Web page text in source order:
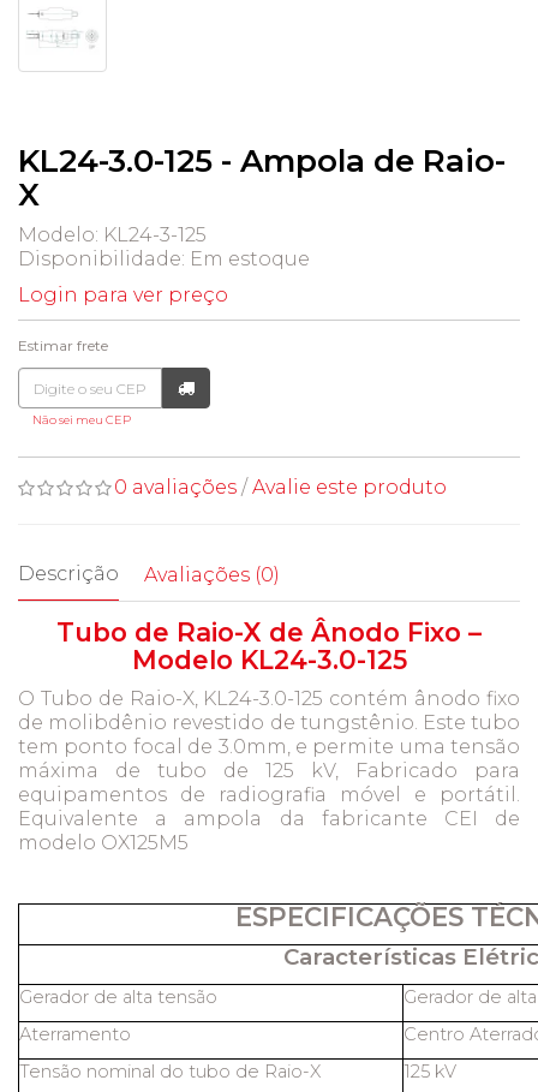
KL24-3.0-125 - Ampola de Raio-
X
Modelo: KL24-3-125
Disponibilidade: Em estoque
Login para ver preço
Estimar frete
Não sei meu CEP
0 avaliações / Avalie este produto
Descrição Avaliações (0)
Tubo de Raio-X de Ânodo Fixo –
Modelo KL24-3.0-125
O Tubo de Raio-X, KL24-3.0-125 contém ânodo fixo
de molibdênio revestido de tungstênio. Este tubo
tem ponto focal de 3.0mm, e permite uma tensão
máxima de tubo de 125 kV, Fabricado para
equipamentos de radiografia móvel e portátil.
Equivalente a ampola da fabricante CEI de
modelo OX125M5
ESPECIFICAÇÕES
Características
Gerador de alta tensão
Gerador de
Aterramento
Centro
Tensão nominal do tubo de Raio-X
125 kV